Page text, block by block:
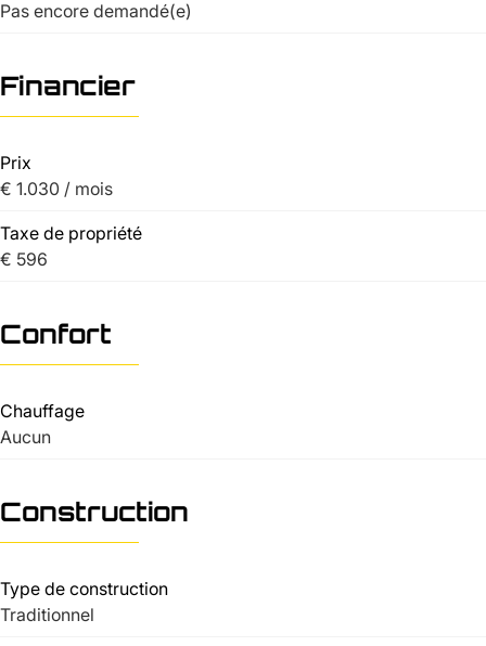
Pas encore demandé(e)
Financier
Prix
€ 1.030 / mois
Taxe de propriété
€ 596
Confort
Chauffage
Aucun
Construction
Type de construction
Traditionnel